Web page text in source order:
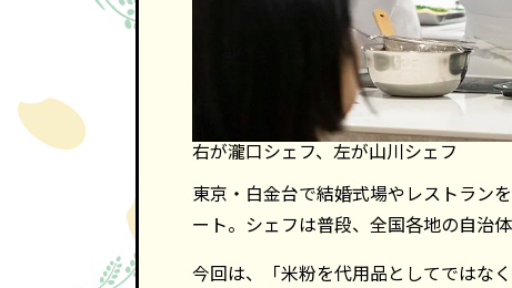
右が瀧口シェフ、左が山川シェフ
東京・白金台で結婚式場やレストラン
ート。シェフは普段、全国各地の自治
今回は、「米粉を代用品としてではな